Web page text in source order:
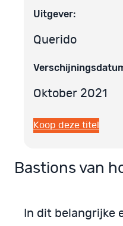
Uitgever:
Querido
Oktober 2021
Koop deze titel
Bastions van
In dit belangrijke